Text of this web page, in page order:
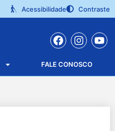
Acessibilidade Contraste
FALE CONOSCO